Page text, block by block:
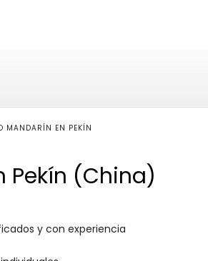
MANDARÍN EN PEKÍN
Pekín (China)
y con experiencia